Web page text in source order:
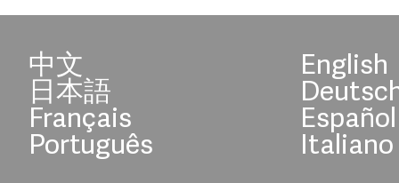
中文 English
日本語
Français Español
Português Italiano